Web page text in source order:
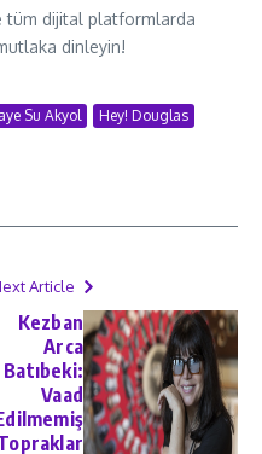
tüm dijital platformlarda
dinleyin!
Su Akyol
Hey! Douglas
Article
Kezban
Arca
Batıbeki:
Vaad